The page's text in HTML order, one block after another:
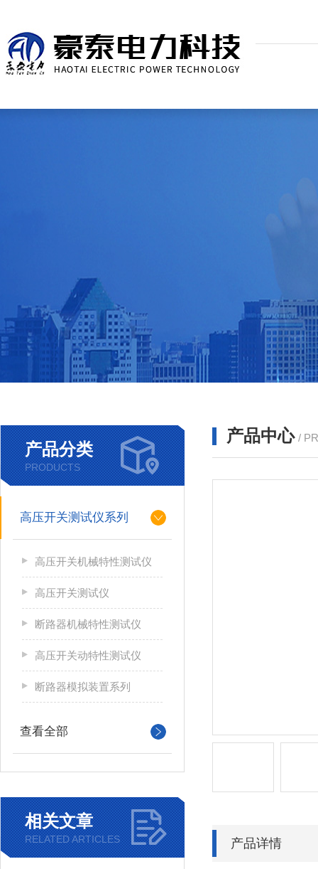
产品分类
PRODUCTS
高压开关测试仪系列
高压开关机械特性测试仪
高压开关测试仪
断路器机械特性测试仪
高压开关动特性测试仪
断路器模拟装置系列
查看全部
相关文章
RELATED ARTICLES
产品中心 /
产品详情